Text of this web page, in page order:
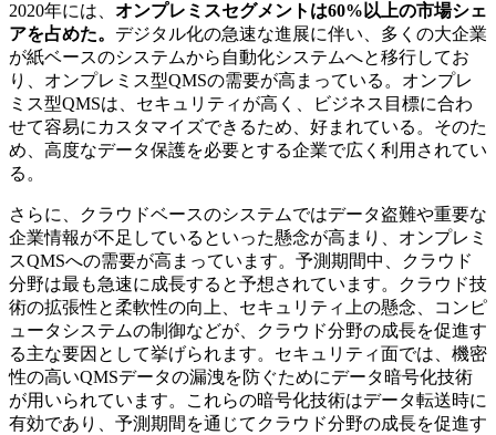
2020年には、 オンプレミスセグメントは60%以上の市場シェ
アを占めた。 デジタル化の急速な進展に伴い、多くの大企業
が紙ベースのシステムから自動化システムへと移行してお
り、オンプレミス型QMSの需要が高まっている。オンプレ
ミス型QMSは、セキュリティが高く、ビジネス目標に合わ
せて容易にカスタマイズできるため、好まれている。そのた
め、高度なデータ保護を必要とする企業で広く利用されてい
る。
さらに、クラウドベースのシステムではデータ盗難や重要な
企業情報が不足しているといった懸念が高まり、オンプレミ
スQMSへの需要が高まっています。予測期間中、クラウド
分野は最も急速に成長すると予想されています。クラウド技
術の拡張性と柔軟性の向上、セキュリティ上の懸念、コンピ
ュータシステムの制御などが、クラウド分野の成長を促進す
る主な要因として挙げられます。セキュリティ面では、機密
性の高いQMSデータの漏洩を防ぐためにデータ暗号化技術
が用いられています。これらの暗号化技術はデータ転送時に
有効であり、予測期間を通じてクラウド分野の成長を促進す